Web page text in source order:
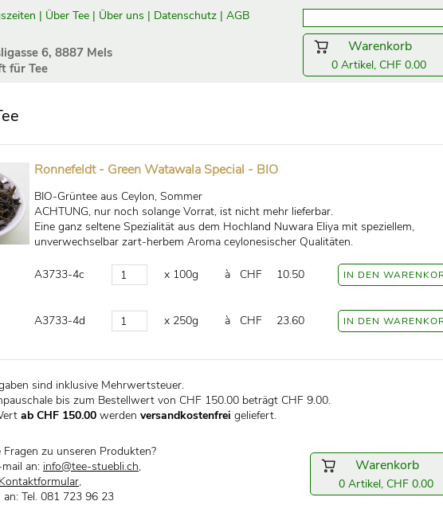
| Über Tee | Über uns | Datenschutz | AGB
6, 8887 Mels
für Tee
Warenkorb
0 Artikel, CHF 0.00
Ronnefeldt - Green Watawala Special - BIO
BIO-Grüntee aus Ceylon, Sommer
ACHTUNG, nur noch solange Vorrat, ist nicht mehr lieferbar.
Eine ganz seltene Spezialität aus dem Hochland Nuwara Eliya mit speziellem,
unverwechselbar zart-herbem Aroma ceylonesischer Qualitäten.
A3733-4c x 100g à CHF 10.50
A3733-4d x 250g à CHF 23.60
sind inklusive Mehrwertsteuer.
bis zum Bestellwert von CHF 150.00 beträgt CHF 9.00.
ab CHF 150.00 werden versandkostenfrei geliefert.
zu unseren Produkten?
an: info@tee-stuebli.ch,
Kontaktformular,
Tel. 081 723 96 23
Warenkorb
0 Artikel, CHF 0.00